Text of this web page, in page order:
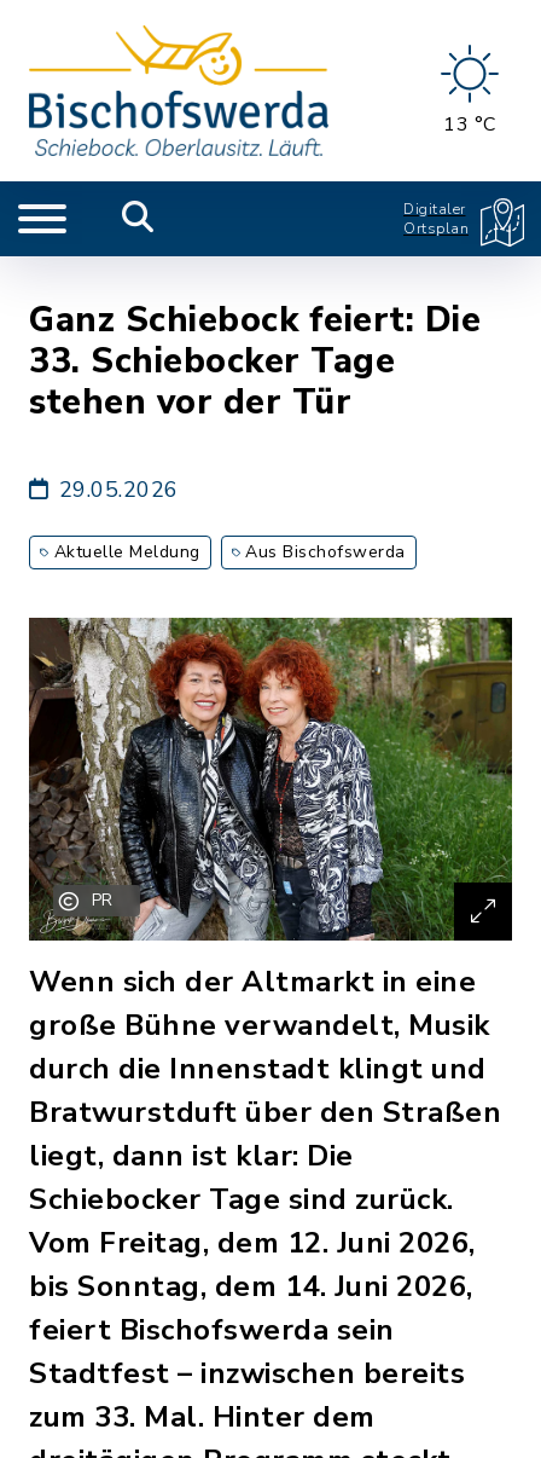
13 °C
Digitaler
Ortsplan
Ganz Schiebock feiert: Die
33. Schiebocker Tage
stehen vor der Tür
29.05.2026
Aktuelle Meldung Aus Bischofswerda
PR
Wenn sich der Altmarkt in eine
große Bühne verwandelt, Musik
durch die Innenstadt klingt und
Bratwurstduft über den Straßen
liegt, dann ist klar: Die
Schiebocker Tage sind zurück.
Vom Freitag, dem 12. Juni 2026,
bis Sonntag, dem 14. Juni 2026,
feiert Bischofswerda sein
Stadtfest – inzwischen bereits
zum 33. Mal. Hinter dem